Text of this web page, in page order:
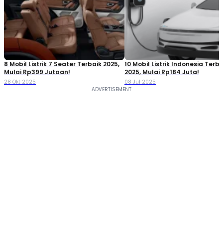
8 Mobil Listrik 7 Seater Terbaik 2025,
Mulai Rp399 Jutaan!
28 Okt 2025
10 Mobil Listrik Indonesia
2025, Mulai Rp184 Juta!
08 Jul 2025